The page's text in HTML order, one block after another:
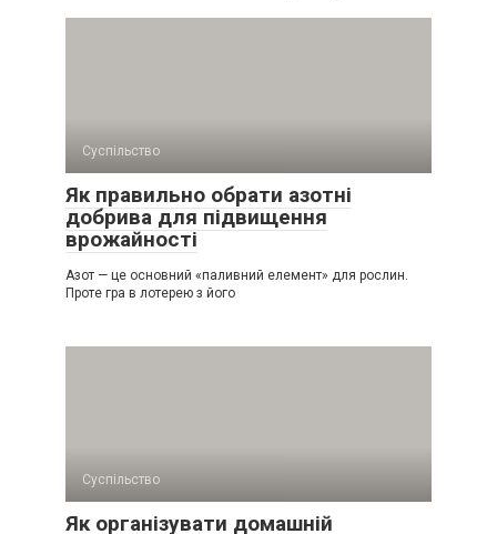
Суспільство
Як правильно обрати азотні
добрива для підвищення
врожайності
Азот — це основний «паливний елемент» для рослин.
Проте гра в лотерею з його
Суспільство
Як організувати домашній